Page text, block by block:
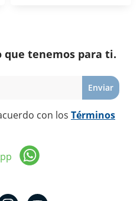
que tenemos para ti.
Enviar
con los Términos